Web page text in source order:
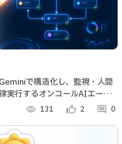
で構造化し、監視・人間
実行するオンコールAIエージ
で運用まで届ける。
visibility 131 thumb_up_alt 2 comment 0